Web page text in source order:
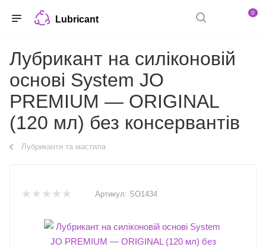
Lubricant
0
Лубрикант на силіконовій
основі System JO
PREMIUM — ORIGINAL
(120 мл) без консервантів
Лубриканти та мастила
Артикул: SO1434